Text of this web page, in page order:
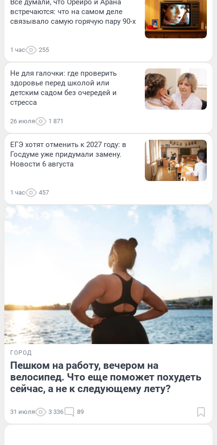
встречаются: что на самом деле
связывало самую горячую пару 90-х
1 час 255
Не для галочки: где проверить
здоровье перед школой или
детским садом без очередей и
стресса
26 июля 1 871
ЕГЭ хотят отменить к 2027 году: в
Госдуме уже придумали замену.
Новости 6 августа
1 час 457
ГОРОД
Пешком на работу, вечером на
велосипед. Что еще поможет похудеть
сейчас, а не к следующему лету?
31 июля 3 336 89